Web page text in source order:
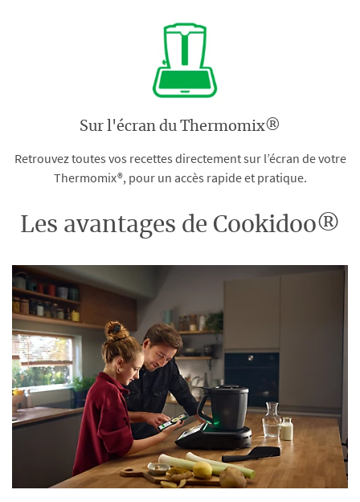
Sur l'écran du Thermomix®
Retrouvez toutes vos recettes directement sur l’écran de votre
Thermomix®, pour un accès rapide et pratique.
Les avantages de Cookidoo®